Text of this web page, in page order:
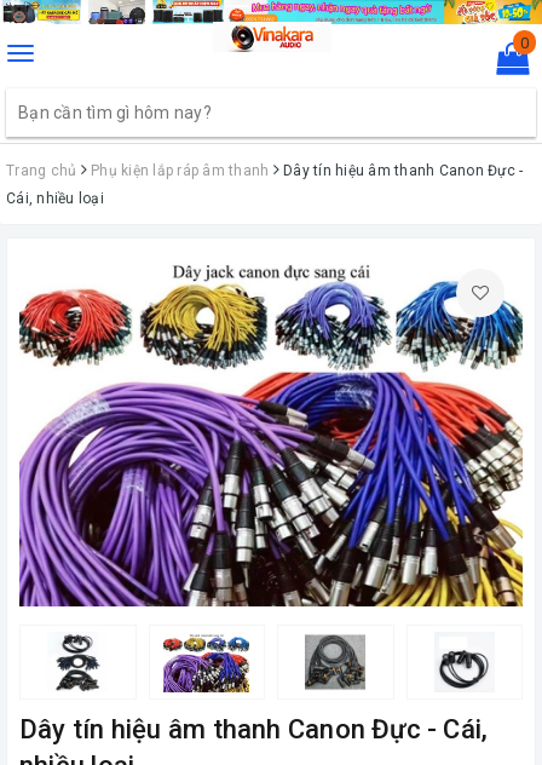
Toggle
0
Trang chủ Phụ kiện lắp ráp âm thanh
Dây tín hiệu âm thanh Canon Đực -
Cái, nhiều loại
Dây tín hiệu âm thanh Canon Đực - Cái,